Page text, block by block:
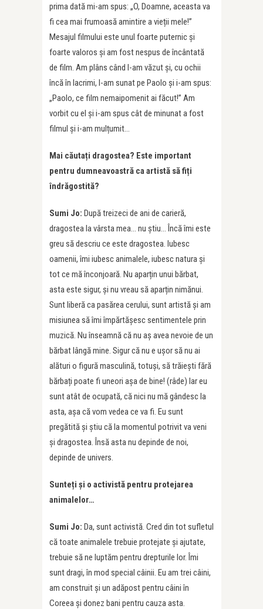
prima dată mi-am spus: „O, Doamne, aceasta va
fi cea mai frumoasă amintire a vieții mele!”
Mesajul filmului este unul foarte puternic și
foarte valoros și am fost nespus de încântată
de film. Am plâns când l-am văzut și, cu ochii
încă în lacrimi, l-am sunat pe Paolo și i-am spus:
„Paolo, ce film nemaipomenit ai făcut!” Am
vorbit cu el și i-am spus cât de minunat a fost
filmul și i-am mulțumit…
Mai căutați dragostea? Este important
pentru dumneavoastră ca artistă să fiți
îndrăgostită?
Sumi Jo: După treizeci de ani de carieră,
dragostea la vârsta mea… nu știu… Încă îmi este
greu să descriu ce este dragostea. Iubesc
oamenii, îmi iubesc animalele, iubesc natura și
tot ce mă înconjoară. Nu aparțin unui bărbat,
asta este sigur, și nu vreau să aparțin nimănui.
Sunt liberă ca pasărea cerului, sunt artistă și am
misiunea să îmi împărtășesc sentimentele prin
muzică. Nu înseamnă că nu aș avea nevoie de un
bărbat lângă mine. Sigur că nu e ușor să nu ai
alături o figură masculină, totuși, să trăiești fără
bărbați poate fi uneori așa de bine! (râde) Iar eu
sunt atât de ocupată, că nici nu mă gândesc la
asta, așa că vom vedea ce va fi. Eu sunt
pregătită și știu că la momentul potrivit va veni
și dragostea. Însă asta nu depinde de noi,
depinde de univers.
Sunteți și o activistă pentru protejarea
animalelor…
Sumi Jo: Da, sunt activistă. Cred din tot sufletul
că toate animalele trebuie protejate și ajutate,
trebuie să ne luptăm pentru drepturile lor. Îmi
sunt dragi, în mod special câinii. Eu am trei câini,
am construit și un adăpost pentru câini în
Coreea și donez bani pentru cauza asta.